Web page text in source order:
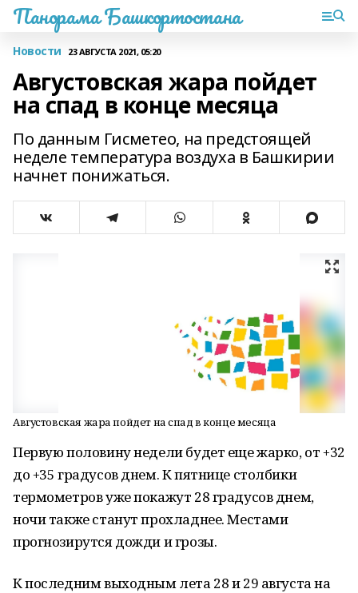
Панорама Башкортостана
Новости 23 АВГУСТА 2021, 05:20
Августовская жара пойдет
на спад в конце месяца
По данным Гисметео, на предстоящей
неделе температура воздуха в Башкирии
начнет понижаться.
Августовская жара пойдет на спад в конце месяца
Первую половину недели будет еще жарко, от +32
до +35 градусов днем. К пятнице столбики
термометров уже покажут 28 градусов днем,
ночи также станут прохладнее. Местами
прогнозирутся дожди и грозы.
К последним выходным лета 28 и 29 августа на